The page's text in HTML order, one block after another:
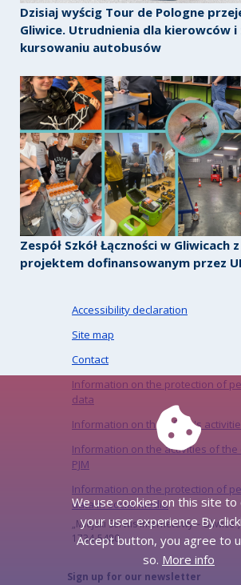
Dzisiaj wyścig Tour de Pologne
Gliwice. Utrudnienia dla kierowców i
kursowaniu autobusów
Zespół Szkół Łączności w Gliwicach
projektem dofinansowanym przez
Accessibility declaration
Site map
Contact
Information on the protection of
data
Information on the Office's
Information on the activities of the
PJM
Information on the protection of
data in social media
„Miejski Serwis Internetowy – Gliwice”,
1734-5480
Sign up for our newsletter
We use cookies on this site to
your user experience By
Accept button, you agree to
so. More info